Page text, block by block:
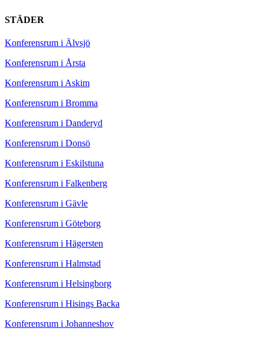
STÄDER
Konferensrum i Älvsjö
Konferensrum i Årsta
Konferensrum i Askim
Konferensrum i Bromma
Konferensrum i Danderyd
Konferensrum i Donsö
Konferensrum i Eskilstuna
Konferensrum i Falkenberg
Konferensrum i Gävle
Konferensrum i Göteborg
Konferensrum i Hägersten
Konferensrum i Halmstad
Konferensrum i Helsingborg
Konferensrum i Hisings Backa
Konferensrum i Johanneshov